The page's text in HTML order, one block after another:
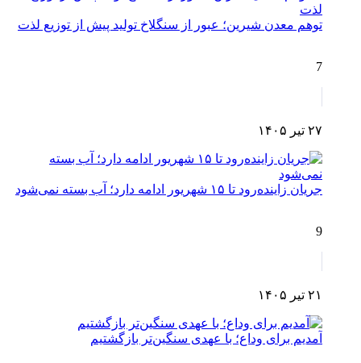
توهم معدن شیرین؛ عبور از سنگلاخ تولید پیش از توزیع لذت
7
۲۷ تیر ۱۴۰۵
جریان زاینده‌رود تا ۱۵ شهریور ادامه دارد؛ آب بسته نمی‌شود
9
۲۱ تیر ۱۴۰۵
آمدیم برای وداع؛ با عهدی سنگین‌تر بازگشتیم